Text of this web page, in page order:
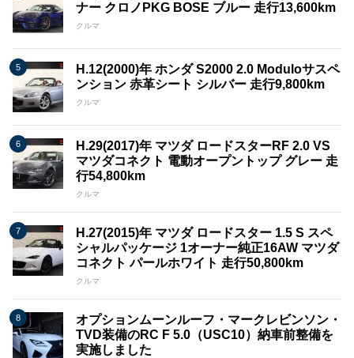
ナー クロノPKG BOSE ブルー 走行13,600km
クルマ
H.12(2000)年 ホンダ S2000 2.0 Moduloサスペ
ンション 赤革シート シルバー 走行9,800km
クルマ
H.29(2017)年 マツダ ロードスターRF 2.0 VS
マツダコネクト 電動オープントップ グレー 走
行54,800km
クルマ
H.27(2015)年 マツダ ロードスター 1.5 S スペ
シャルパッケージ 1オーナー純正16AW マツダ
コネクト パールホワイト 走行50,800km
クルマ
オプションムーンルーフ・マークレビンソン・
TVD装備のRC F 5.0（USC10）納車前整備を
実施しました